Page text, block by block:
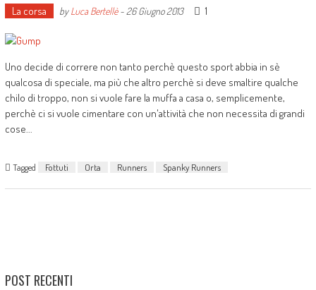
La corsa byLuca Bertellè- 26 Giugno 2013 1
Uno decide di correre non tanto perchè questo sport abbia in sè
qualcosa di speciale, ma più che altro perchè si deve smaltire qualche
chilo di troppo, non si vuole fare la muffa a casa o, semplicemente,
perchè ci si vuole cimentare con un'attività che non necessita di grandi
cose...
Tagged Fottuti Orta Runners Spanky Runners
POST RECENTI